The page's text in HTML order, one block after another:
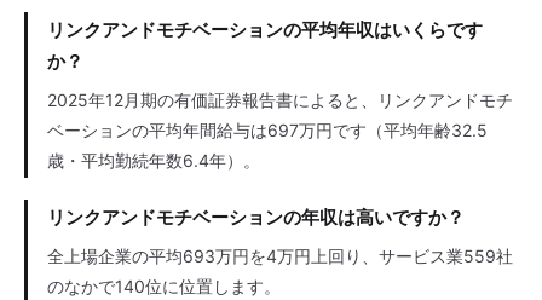
リンクアンドモチベーションの平均年収はいくらです
か？
2025年12月期の有価証券報告書によると、リンクアンドモチ
ベーションの平均年間給与は697万円です（平均年齢32.5
歳・平均勤続年数6.4年）。
リンクアンドモチベーションの年収は高いですか？
全上場企業の平均693万円を4万円上回り、サービス業559社
のなかで140位に位置します。